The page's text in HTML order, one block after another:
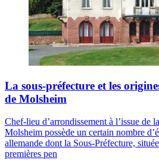
La sous-préfecture et les
de Molsheim
Chef-lieu d’arrondissement à l’issue de
Molsheim possède un certain nombre
allemande dont la Sous-Préfecture,
premières pen